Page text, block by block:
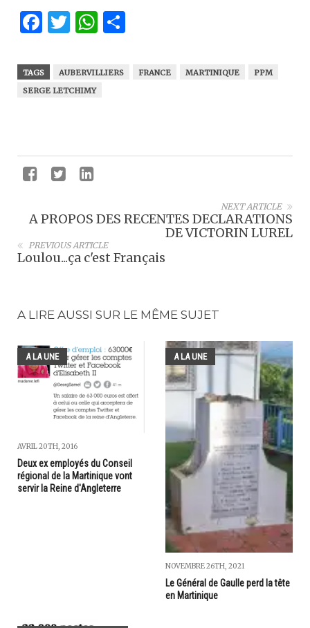
Facebook
Twitter
WhatsApp
TAGS AUBERVILLIERS FRANCE MARTINIQUE
PPM
SERGE LETCHIMY
NEXT ARTICLE
A PROPOS DES RECENTES DECLARATIONS
DE VICTORIN LUREL
PREVIOUS ARTICLE
Loulou...ça c'est Français
A LIRE AUSSI SUR LE MÊME SUJET
A LA UNE
AVRIL 20TH, 2016
Deux ex employés du Conseil
régional de la Martinique vont
servir la Reine d'Angleterre
A LA UNE
NOVEMBRE 26TH, 2021
Le Général de Gaulle perd la tête
en Martinique